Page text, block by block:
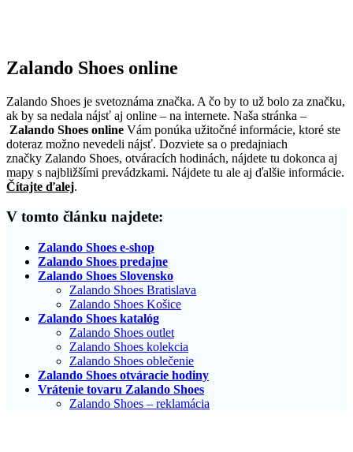
Zalando Shoes online
Zalando Shoes je svetoznáma značka. A čo by to už bolo za značku,
ak by sa nedala nájsť aj online – na internete. Naša stránka –
Zalando Shoes online Vám ponúka užitočné informácie, ktoré ste
doteraz možno nevedeli nájsť. Dozviete sa o predajniach
značky Zalando Shoes, otváracích hodinách, nájdete tu dokonca aj
mapy s najbližšími prevádzkami. Nájdete tu ale aj ďalšie informácie.
Čítajte ďalej.
V tomto článku najdete:
Zalando Shoes e-shop
Zalando Shoes predajne
Zalando Shoes Slovensko
Zalando Shoes Bratislava
Zalando Shoes Košice
Zalando Shoes katalóg
Zalando Shoes outlet
Zalando Shoes kolekcia
Zalando Shoes oblečenie
Zalando Shoes otváracie hodiny
Vrátenie tovaru Zalando Shoes
Zalando Shoes – reklamácia